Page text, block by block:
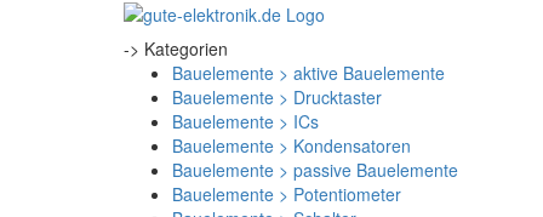
-> Kategorien
Bauelemente > aktive Bauelemente
Bauelemente > Drucktaster
Bauelemente > ICs
Bauelemente > Kondensatoren
Bauelemente > passive Bauelemente
Bauelemente > Potentiometer